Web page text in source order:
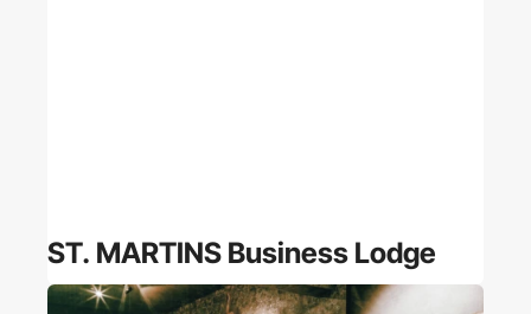
ST. MARTINS Business Lodge